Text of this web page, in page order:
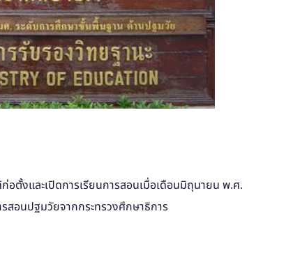
อตั้งและเปิดการเรียนการสอนเมื่อเดือนมิถุนายน พ.ศ.
อนปฐมวัยจากกระทรวงศึกษาธิการ